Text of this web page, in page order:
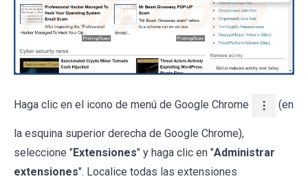
Haga clic en el icono de menú de Google Chrome (en
la esquina superior derecha de Google Chrome),
seleccione "Extensiones" y haga clic en "Administrar
extensiones". Localice todas las extensiones